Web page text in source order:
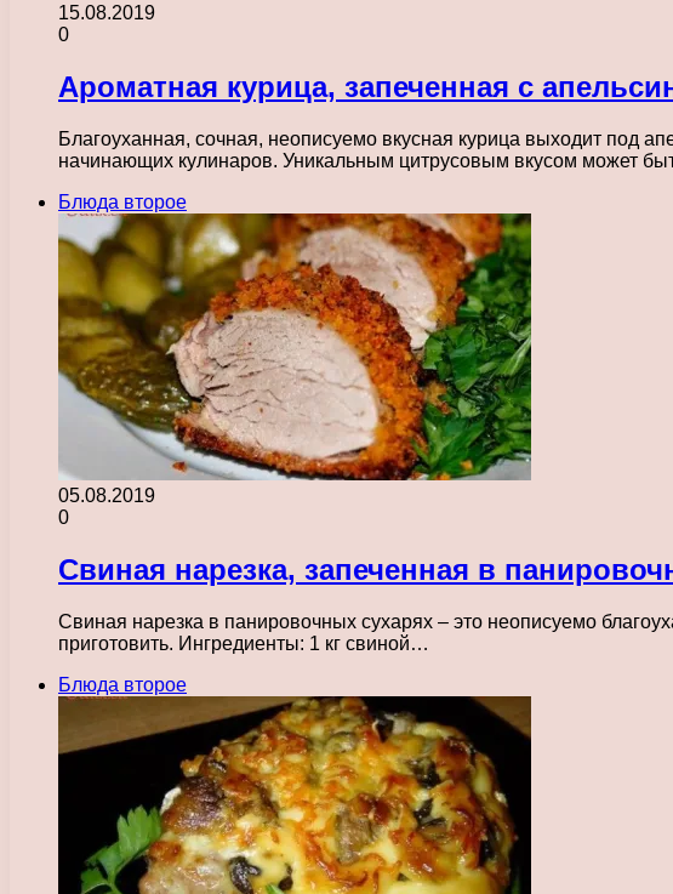
15.08.2019
0
Ароматная курица, запеченная с
Благоуханная, сочная, неописуемо вкусная курица выходит под
начинающих кулинаров. Уникальным цитрусовым вкусом может
Блюда второе
05.08.2019
0
Свиная нарезка, запеченная в
Свиная нарезка в панировочных сухарях – это неописуемо
приготовить. Ингредиенты: 1 кг свиной…
Блюда второе